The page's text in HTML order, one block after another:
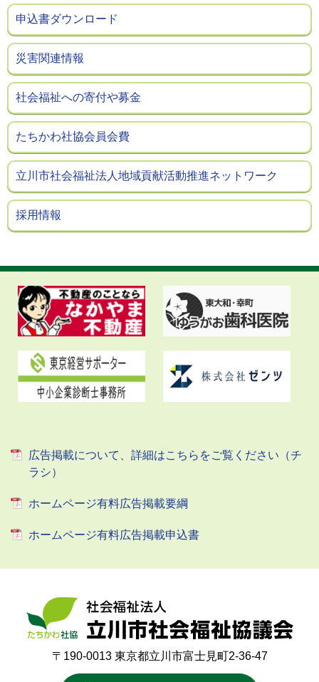
申込書ダウンロード
災害関連情報
社会福祉への寄付や募金
たちかわ社協会員会費
立川市社会福祉法人地域貢献活動推進ネットワーク
採用情報
広告掲載について、詳細はこちらをご覧ください（チ
ラシ）
ホームページ有料広告掲載要綱
ホームページ有料広告掲載申込書
〒190-0013 東京都立川市富士見町2-36-47